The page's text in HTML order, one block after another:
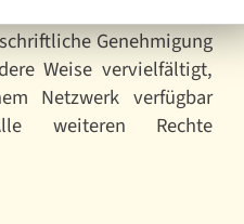
Genehmigung
Weise vervielfältigt,
Netzwerk verfügbar
weiteren Rechte